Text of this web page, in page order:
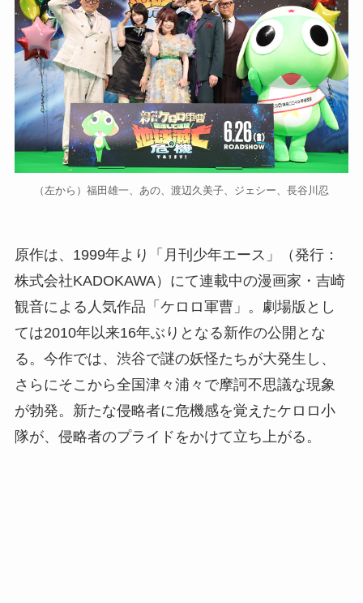
（左から）福田雄一、あの、渡辺久美子、ジェシー、長谷川忍
原作は、1999年より「月刊少年エース」（発行：
株式会社KADOKAWA）にて連載中の漫画家・吉崎
観音による人気作品「ケロロ軍曹」。劇場版とし
ては2010年以来16年ぶりとなる新作の公開とな
る。今作では、渋谷で謎の妖怪たちが大発生し、
さらにそこから全国津々浦々で摩訶不思議な現象
が勃発。新たな侵略者に危機感を覚えたケロロ小
隊が、侵略者のプライドをかけて立ち上がる。